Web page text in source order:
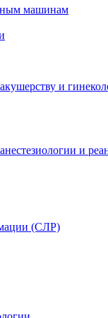
машинам
и
и
(СЛР)